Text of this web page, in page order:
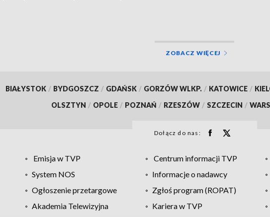
ZOBACZ WIĘCEJ
BIAŁYSTOK / BYDGOSZCZ / GDAŃSK / GORZÓW WLKP. / KATOWICE /
OLSZTYN / OPOLE / POZNAŃ / RZESZÓW / SZCZECIN /
Dołącz do nas:
Emisja w TVP Centrum informacji TVP
System NOS Informacje o nadawcy
Ogłoszenie przetargowe Zgłoś program (ROPAT)
Akademia Telewizyjna Kariera w TVP